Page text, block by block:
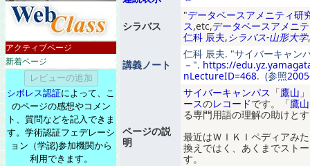
アクティブページ
新着ページ
シボレス認証によって、こ
のページの感想やコメン
ト、質問などを記入できま
す。学術認証フェデレーシ
ョン（学認)参加機関から
利用できます。
シラバス
データベースアメニティ研
ス,etc,データベースアメニ
仁科 辰夫, シラバス-山形大学
講義ノート
仁科 辰夫. サイバーキャン
－ . https://
nLectureID=468. (参照
ページの説
明
サイバーキャンパス 「鷹山 」
ースのレコードです。 「鷹山
る専門用語の理解の助けと
最近はＷＩＫＩ ペディアみ
換えではく 、 あくまでスト
す。